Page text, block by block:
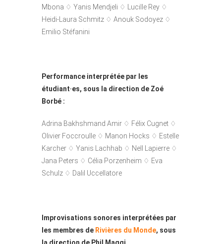
Mbona ♢ Yanis Mendjeli ♢ Lucille Rey ♢
Heidi-Laura Schmitz ♢ Anouk Sodoyez ♢
Emilio Stéfanini
Performance interprétée par les
étudiant·es, sous la direction de Zoé
Borbé :
Adrina Bakhshmand Amir ♢ Félix Cugnet ♢
Olivier Foccroulle ♢ Manon Hocks ♢ Estelle
Karcher ♢ Yanis Lachhab ♢ Nell Lapierre ♢
Jana Peters ♢ Célia Porzenheim ♢ Eva
Schulz ♢ Dalil Uccellatore
Improvisations sonores interprétées par
les membres de Rivières du Monde, sous